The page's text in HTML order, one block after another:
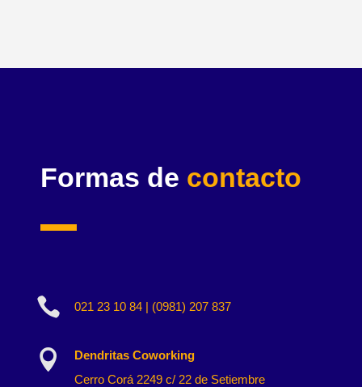
Formas de contacto
 021 23 10 84 | (0981) 207 837

Dendritas Coworking
Cerro Corá 2249 c/ 22 de Setiembre